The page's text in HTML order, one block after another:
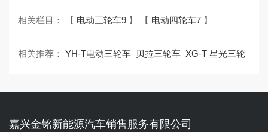
相关栏目： 【 电动三轮车9 】 【 电动四轮车7 】
相关推荐： YH-T电动三轮车 贝拉三轮车 XG-T 星光三轮
嘉兴金铭新能源汽车销售服务有限公司